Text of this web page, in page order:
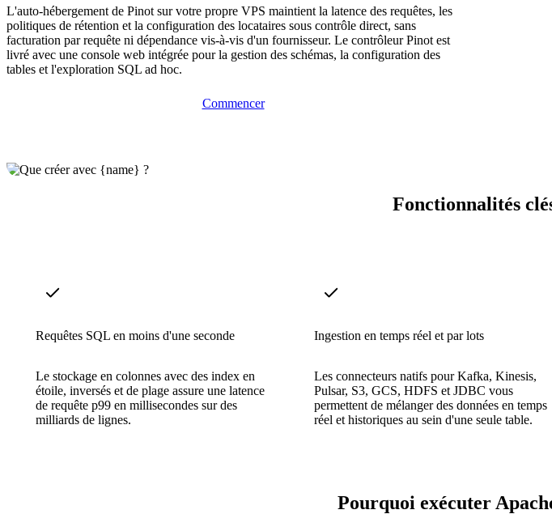
L'auto-hébergement de Pinot sur votre propre VPS maintient la latence des requêtes, les
politiques de rétention et la configuration des locataires sous contrôle direct, sans
facturation par requête ni dépendance vis-à-vis d'un fournisseur. Le contrôleur Pinot est
livré avec une console web intégrée pour la gestion des schémas, la configuration des
tables et l'exploration SQL ad hoc.
Commencer
Fonctionnalités
Requêtes SQL en moins d'une seconde
Le stockage en colonnes avec des index en
étoile, inversés et de plage assure une latence
de requête p99 en millisecondes sur des
milliards de lignes.
Ingestion en temps réel et par lots
Les connecteurs natifs pour Kafka, Kinesis,
Pulsar, S3, GCS, HDFS et JDBC vous
permettent de mélanger des données en temps
réel et historiques au sein d'une seule table.
Pourquoi exécuter